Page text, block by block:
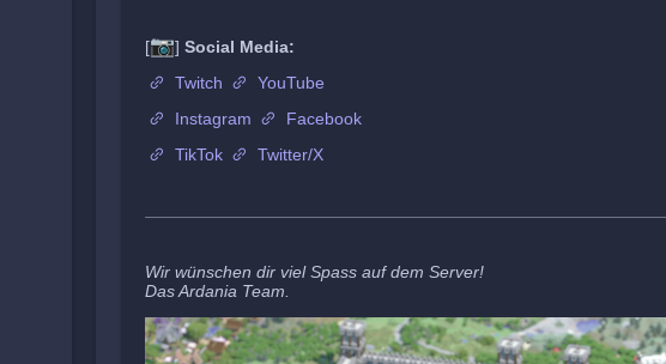
[📷] Social Media:
Twitch
YouTube
Instagram
Facebook
TikTok
Twitter/X
Wir wünschen dir viel Spass auf dem Server!
Das Ardania Team.